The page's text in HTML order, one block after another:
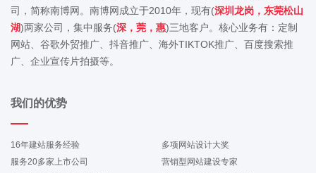
司，简称南博网。南博网成立于2010年，现有(深圳龙岗，东莞松山
湖)两家公司，集中服务(深，莞，惠)三地客户。核心业务有：定制
网站、谷歌外贸推广、抖音推广、海外TIKTOK推广、百度搜索推
广、企业宣传片拍摄等。
我们的优势
16年建站服务经验
多项网站设计大奖
服务20多家上市公司
营销型网站建设专家